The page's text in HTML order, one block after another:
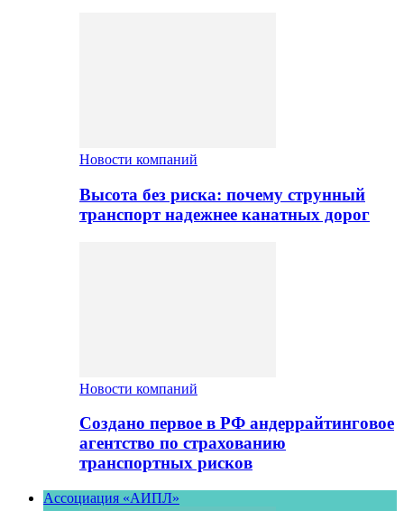
Новости компаний
Высота без риска: почему струнный
транспорт надежнее канатных дорог
Новости компаний
Создано первое в РФ андеррайтинговое
агентство по страхованию
транспортных рисков
Ассоциация «АИПЛ»